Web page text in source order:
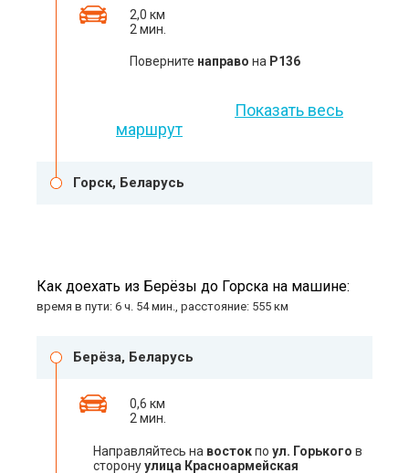
2,0 км
2 мин.
Поверните направо на Р136
Показать весь
маршрут
Горск, Беларусь
Как доехать из Берёзы до Горска на машине:
время в пути: 6 ч. 54 мин., расстояние: 555 км
Берёза, Беларусь
0,6 км
2 мин.
Направляйтесь на востокпо ул. Горького в
сторонуулица Красноармейская